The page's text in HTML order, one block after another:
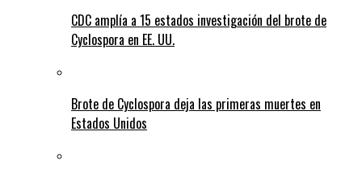
CDC amplía a 15 estados investigación del brote de
Cyclospora en EE. UU.
Brote de Cyclospora deja las primeras muertes en
Estados Unidos